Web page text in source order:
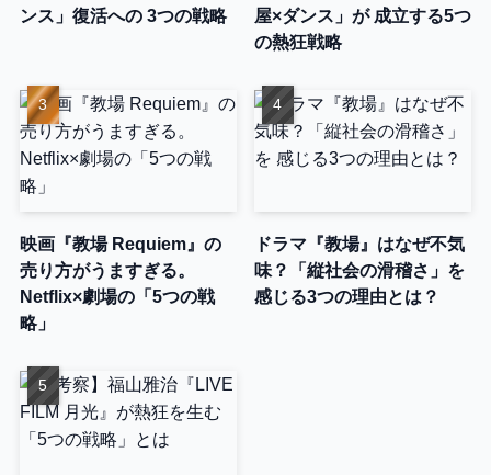
ンス」復活への 3つの戦略
屋×ダンス」が 成立する5つ
の熱狂戦略
映画『教場 Requiem』の
売り方がうますぎる。
Netflix×劇場の「5つの戦
略」
ドラマ『教場』はなぜ不気
味？「縦社会の滑稽さ」を
感じる3つの理由とは？